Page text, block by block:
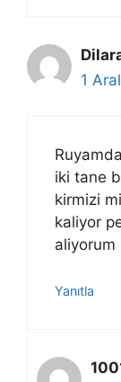
1
iki tane
kirmizi
kaliyor
Yanıtla